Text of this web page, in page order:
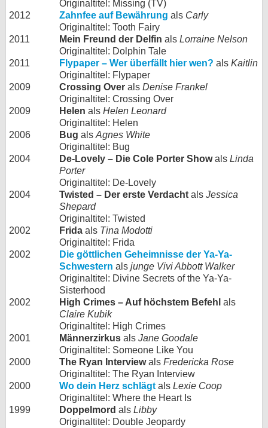
Originaltitel: Missing (TV)
2012
Zahnfee auf Bewährung als Carly
Originaltitel: Tooth Fairy
2011
Mein Freund der Delfin als Lorraine Nelson
Originaltitel: Dolphin Tale
2011
Flypaper – Wer überfällt hier wen? als Kaitlin
Originaltitel: Flypaper
2009
Crossing Over als Denise Frankel
Originaltitel: Crossing Over
2009
Helen als Helen Leonard
Originaltitel: Helen
2006
Bug als Agnes White
Originaltitel: Bug
2004
De-Lovely – Die Cole Porter Showals Linda
Porter
Originaltitel: De-Lovely
2004
Twisted – Der erste Verdacht als Jessica
Shepard
Originaltitel: Twisted
2002
Frida als Tina Modotti
Originaltitel: Frida
2002
Die göttlichen Geheimnisse der Ya-Ya-
Schwestern als junge Vivi Abbott Walker
Originaltitel: Divine Secrets of the Ya-Ya-
Sisterhood
2002
High Crimes – Auf höchstem Befehl als
Claire Kubik
Originaltitel: High Crimes
2001
Männerzirkus als Jane Goodale
Originaltitel: Someone Like You
2000
The Ryan Interviewals Fredericka Rose
Originaltitel: The Ryan Interview
2000
Wo dein Herz schlägt als Lexie Coop
Originaltitel: Where the Heart Is
1999
Doppelmord als Libby
Originaltitel: Double Jeopardy